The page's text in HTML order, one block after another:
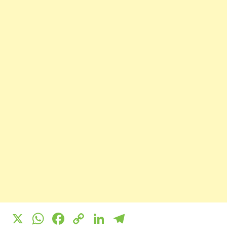
X WhatsApp
Facebook
CopyLinkedIn